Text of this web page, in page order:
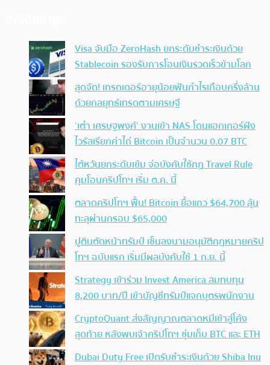
Visa จับมือ ZeroHash ยกระดับชำระเงินด้วย
Stablecoin รองรับการโอนเงินรวดเร็วข้ามโลก
สุดจัด! เทรดเดอร์อายุน้อยฟันกำไรเกือบครึ่งล้าน
ด้วยกลยุทธ์เทรดตามเศรษฐี
‘เต๋า เศรษฐพงศ์’ งานเข้า NAS โดนแฮกเกอร์ฝัง
ไวรัสเรียกค่าไถ่ Bitcoin เป็นจำนวน 0.07 BTC
ไต้หวันยกระดับเข้ม จ่อบังคับใช้กฏ Travel Rule
คุมโอนคริปโทฯ เริ่ม ต.ค. นี้
ตลาดคริปโทฯ ฟื้น! Bitcoin ยื้อแถว $64,700 ลุ้น
ทะลุผ่านกรอบ $65,000
ปูตินตัดหน้าทรัมป์ เซ็นลงนามอนุมัติกฎหมายคริป
โทฯ ฉบับแรก เริ่มมีผลบังคับใช้ 1 ก.ย. นี้
Strategy เข้าร่วม Invest America สมทบทุน
8,200 บาท/ปี เข้าบัญชีทรัมป์แจกบุตรพนักงาน
CryptoQuant ส่งสัญญาณตลาดหมีเข้าสู่โค้ง
สุดท้าย หลังพบเจ้าคริปโทฯ ซุ่มเก็บ BTC และ ETH
Dubai Duty Free เปิดรับชำระเงินด้วย Shiba Inu